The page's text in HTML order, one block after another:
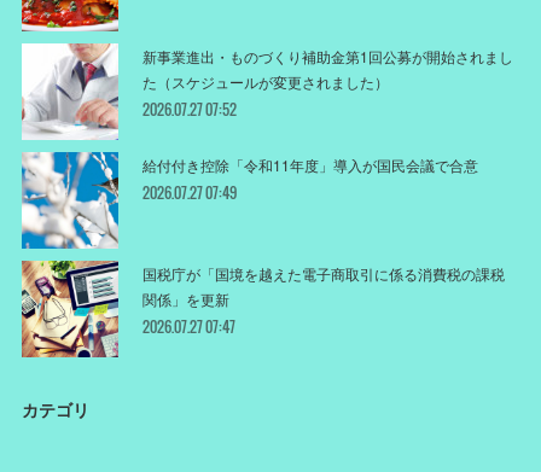
新事業進出・ものづくり補助金第1回公募が開始されまし
た（スケジュールが変更されました）
2026.07.27 07:52
給付付き控除「令和11年度」導入が国民会議で合意
2026.07.27 07:49
国税庁が「国境を越えた電子商取引に係る消費税の課税
関係」を更新
2026.07.27 07:47
カテゴリ